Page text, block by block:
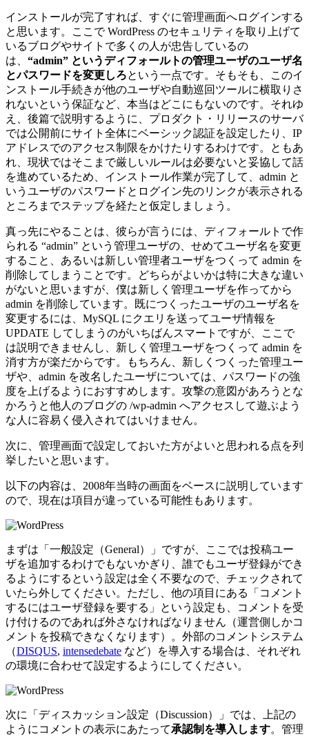
インストールが完了すれば、すぐに管理画面へログインする
と思います。ここで WordPress のセキュリティを取り上げて
いるブログやサイトで多くの人が忠告しているの
は、 “admin” というディフォールトの管理ユーザのユーザ名
とパスワードを変更しろという一点です。そもそも、このイ
ンストール手続きが他のユーザや自動巡回ツールに横取りさ
れないという保証など、本当はどこにもないのです。それゆ
え、後篇で説明するように、プロダクト・リリースのサーバ
では公開前にサイト全体にベーシック認証を設定したり、IP
アドレスでのアクセス制限をかけたりするわけです。ともあ
れ、現状ではそこまで厳しいルールは必要ないと妥協して話
を進めているため、インストール作業が完了して、admin と
いうユーザのパスワードとログイン先のリンクが表示される
ところまでステップを経たと仮定しましょう。
真っ先にやることは、彼らが言うには、ディフォールトで作
られる “admin” という管理ユーザの、せめてユーザ名を変更
すること、あるいは新しい管理者ユーザをつくって admin を
削除してしまうことです。どちらがよいかは特に大きな違い
がないと思いますが、僕は新しく管理ユーザを作ってから
admin を削除しています。既につくったユーザのユーザ名を
変更するには、MySQL にクエリを送ってユーザ情報を
UPDATE してしまうのがいちばんスマートですが、ここで
は説明できませんし、新しく管理ユーザをつくって admin を
消す方が楽だからです。もちろん、新しくつくった管理ユー
ザや、admin を改名したユーザについては、パスワードの強
度を上げるようにおすすめします。攻撃の意図があろうとな
かろうと他人のブログの /wp-admin へアクセスして遊ぶよう
な人に容易く侵入されてはいけません。
次に、管理画面で設定しておいた方がよいと思われる点を列
挙したいと思います。
以下の内容は、2008年当時の画面をベースに説明しています
ので、現在は項目が違っている可能性もあります。
まずは「一般設定（General）」ですが、ここでは投稿ユー
ザを追加するわけでもないかぎり、誰でもユーザ登録ができ
るようにするという設定は全く不要なので、チェックされて
いたら外してください。ただし、他の項目にある「コメント
するにはユーザ登録を要する」という設定も、コメントを受
け付けるのであれば外さなければなりません（運営側しかコ
メントを投稿できなくなります）。外部のコメントシステム
（DISQUS, intensedebate など）を導入する場合は、それぞれ
の環境に合わせて設定するようにしてください。
次に「ディスカッション設定（Discussion）」では、上記の
ようにコメントの表示にあたって承認制を導入します。管理